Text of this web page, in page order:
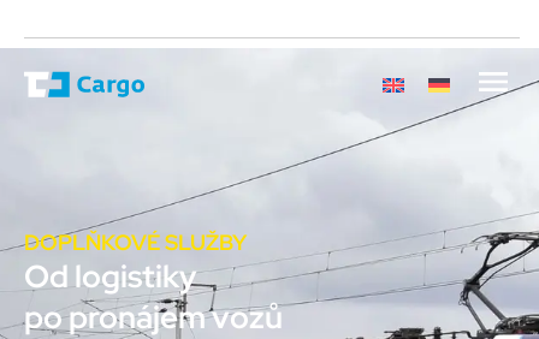
DOPLŇKOVÉ SLUŽBY
Od logistiky
po pronájem vozů